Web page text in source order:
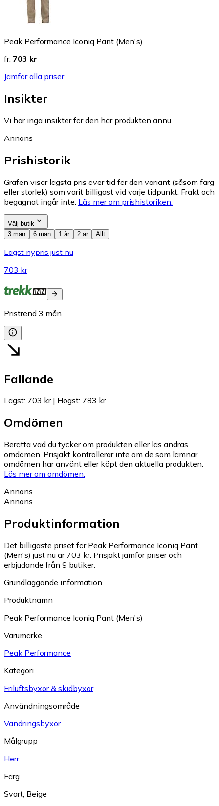
Peak Performance Iconiq Pant (Men's)
fr. 703 kr
Jämför alla priser
Insikter
Vi har inga insikter för den här produkten ännu.
Annons
Prishistorik
Grafen visar lägsta pris över tid för den variant (såsom färg
eller storlek) som varit billigast vid varje tidpunkt. Frakt och
begagnat ingår inte. Läs mer om prishistoriken.
Välj butik
3 mån
6 mån 1 år 2 år Allt
Lägst nypris just nu
703 kr
Pristrend 3 mån
Fallande
Lägst: 703 kr| Högst: 783 kr
Omdömen
Berätta vad du tycker om produkten eller läs andras
omdömen. Prisjakt kontrollerar inte om de som lämnar
omdömen har använt eller köpt den aktuella produkten.
Läs mer om omdömen.
Annons
Annons
Produktinformation
Det billigaste priset för Peak Performance Iconiq Pant
(Men's) just nu är 703 kr. Prisjakt jämför priser och
erbjudande från 9 butiker.
Grundläggande information
Produktnamn
Peak Performance Iconiq Pant (Men's)
Varumärke
Peak Performance
Kategori
Friluftsbyxor & skidbyxor
Användningsområde
Vandringsbyxor
Målgrupp
Herr
Färg
Svart, Beige